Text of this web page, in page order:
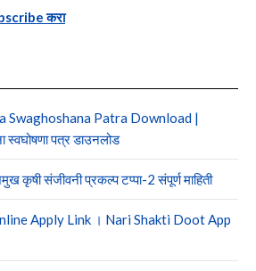
करा
Swaghoshana Patra Download |
स्वघोषणा पत्र डाउनलोड
कृषी संजीवनी प्रकल्प टप्पा-2 संपूर्ण माहिती
Apply Link । Nari Shakti Doot App